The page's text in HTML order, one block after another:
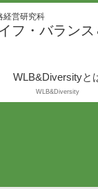
経営研究科
フ・バラン
WLB&Diversityと
WLB&Diversity